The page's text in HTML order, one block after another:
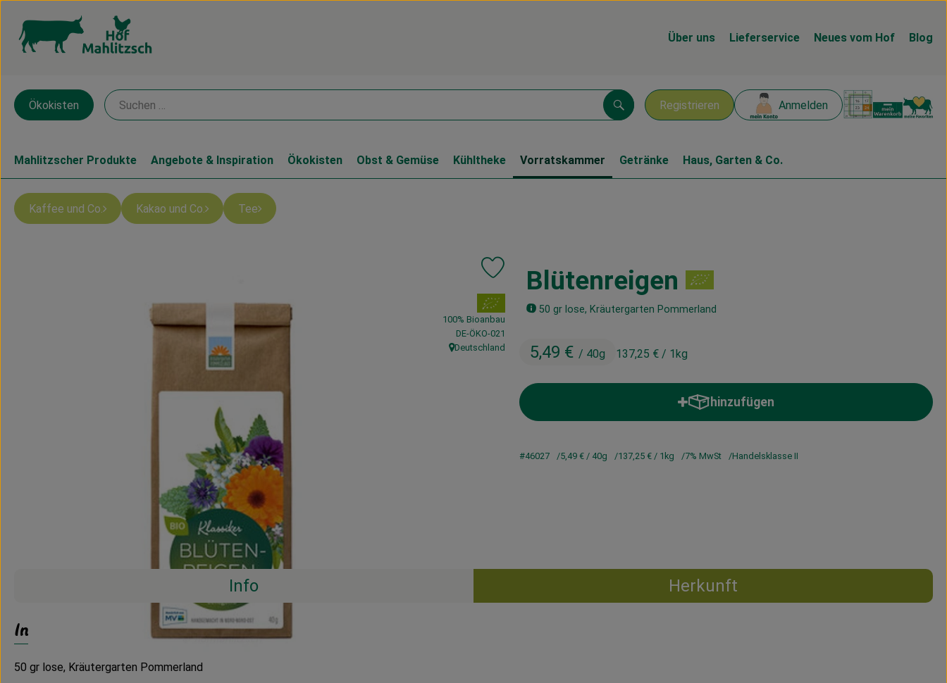
Über uns Lieferservice Neues vom Hof Blog
Registrieren Anmelden
Suchen
Ökokisten
Mahlitzscher Produkte Angebote & Inspiration Ökokisten Obst & Gemüse Kühltheke Vorratskammer Getränke Haus, Garten & Co.
Kaffee und Co. Kakao und Co. Tee
Blütenreigen
50 gr lose, Kräutergarten Pommerland
5,49 € / 40g 137,25 € / 1kg
Produkt zu Favouriten hinzufügen
, Verband:
100% Bioanbau
, Kontrollstelle:
DE-ÖKO-021
, Herkunft:
Deutschland
hinzufügen
Produkt zum Warenkorb hinzufügen
#46027 5,49 € / 40g 137,25 € / 1kg 7% MwSt Handelsklasse II
Info Herkunft
Info
50 gr lose, Kräutergarten Pommerland